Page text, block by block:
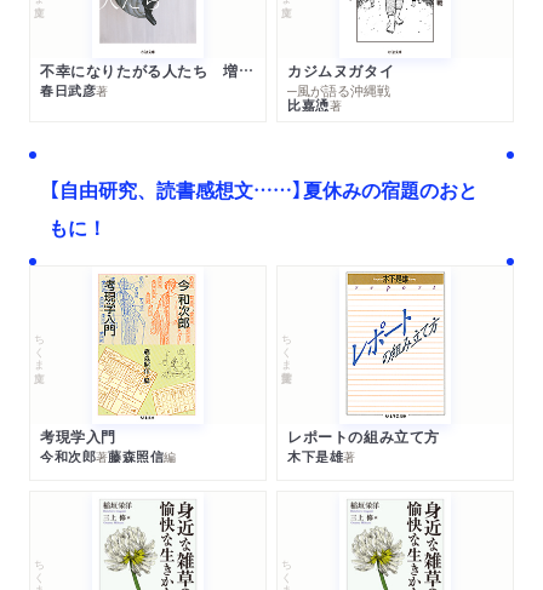
不幸になりたがる人たち 増補新版
春日武彦著
カジムヌガタイ
─風が語る沖縄戦
比嘉慂著
【自由研究、読書感想文……】夏休みの宿題のおと
もに！
ちくま文庫
考現学入門
今和次郎著藤森照信編
ちくま学芸文庫
レポートの組み立て方
木下是雄著
ちくま文庫 ちくま文庫